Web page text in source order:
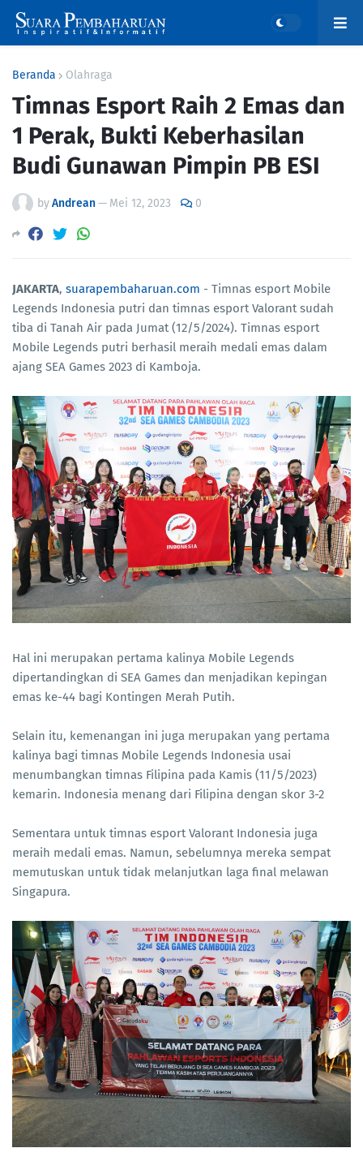
Beranda Olahraga
Timnas Esport Raih 2 Emas dan
1 Perak, Bukti Keberhasilan
Budi Gunawan Pimpin PB ESI
byAndrean— Mei 12, 2023 0
JAKARTA, suarapembaharuan.com - Timnas esport Mobile
Legends Indonesia putri dan timnas esport Valorant sudah
tiba di Tanah Air pada Jumat (12/5/2024). Timnas esport
Mobile Legends putri berhasil meraih medali emas dalam
ajang SEA Games 2023 di Kamboja.
Hal ini merupakan pertama kalinya Mobile Legends
dipertandingkan di SEA Games dan menjadikan kepingan
emas ke-44 bagi Kontingen Merah Putih.
Selain itu, kemenangan ini juga merupakan yang pertama
kalinya bagi timnas Mobile Legends Indonesia usai
menumbangkan timnas Filipina pada Kamis (11/5/2023)
kemarin. Indonesia menang dari Filipina dengan skor 3-2
Sementara untuk timnas esport Valorant Indonesia juga
meraih medali emas. Namun, sebelumnya mereka sempat
memutuskan untuk tidak melanjutkan laga final melawan
Singapura.